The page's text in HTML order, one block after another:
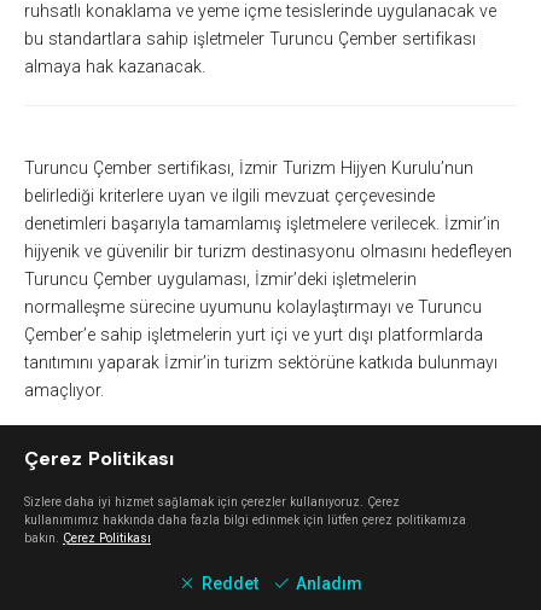
ruhsatlı konaklama ve yeme içme tesislerinde uygulanacak ve
bu standartlara sahip işletmeler Turuncu Çember sertifikası
almaya hak kazanacak.
Turuncu Çember sertifikası, İzmir Turizm Hijyen Kurulu’nun
belirlediği kriterlere uyan ve ilgili mevzuat çerçevesinde
denetimleri başarıyla tamamlamış işletmelere verilecek. İzmir’in
hijyenik ve güvenilir bir turizm destinasyonu olmasını hedefleyen
Turuncu Çember uygulaması, İzmir’deki işletmelerin
normalleşme sürecine uyumunu kolaylaştırmayı ve Turuncu
Çember’e sahip işletmelerin yurt içi ve yurt dışı platformlarda
tanıtımını yaparak İzmir’in turizm sektörüne katkıda bulunmayı
amaçlıyor.
Yeme İçme Tesislerinde Asgari Puan 100 Üzerinden 75
konaklama tesisleri olarak iki kategoride verilecek. Yeme içme
Çerez Politikası
Sizlere daha iyi hizmet sağlamak için çerezler kullanıyoruz. Çerez
kullanımımız hakkında daha fazla bilgi edinmek için lütfen çerez politikamıza
bakın. Çerez Politikası
Reddet Anladım